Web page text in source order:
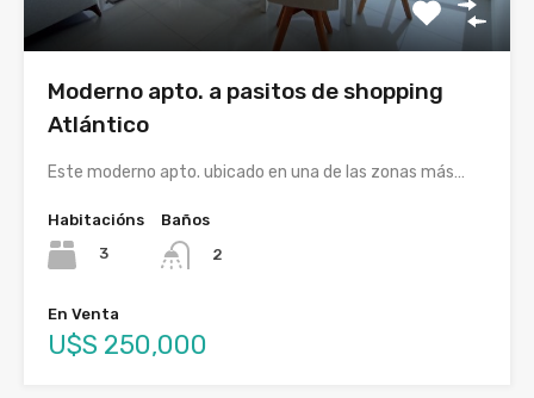
Moderno apto. a pasitos de shopping
Atlántico
Este moderno apto. ubicado en una de las zonas más…
Habitacións
3
Baños
2
En Venta
U$S 250,000